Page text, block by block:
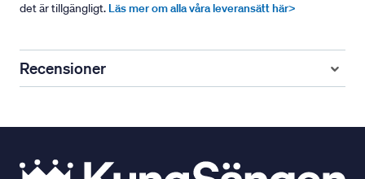
det är tillgängligt. Läs mer om alla våra leveransätt här>
Recensioner